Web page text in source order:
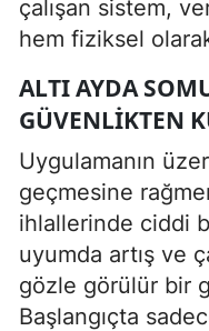
çalışan sistem,
hem fiziksel
ALTI AYDA
GÜVENLIKTEN
Uygulamanın
geçmesine
ihlallerinde ciddi
uyumda artış ve
gözle görülür bir
Başlangıçta